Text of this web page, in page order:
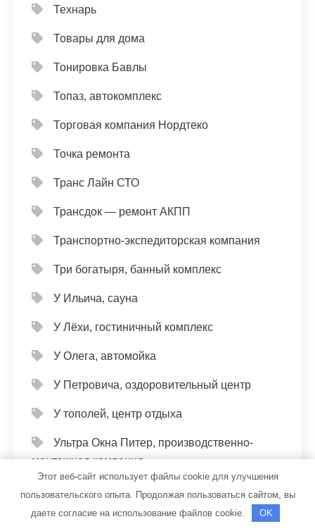
Технарь
Товары для дома
Тонировка Бавлы
Топаз, автокомплекс
Торговая компания Нордтеко
Точка ремонта
Транс Лайн СТО
Трансдок — ремонт АКПП
Транспортно-экспедиторская компания
Три богатыря, банный комплекс
У Ильича, сауна
У Лёхи, гостиничный комплекс
У Олега, автомойка
У Петровича, оздоровительный центр
У тополей, центр отдыха
Ультра Окна Питер, производственно-
монтажная компания
Универсал, автомойка
Универсал, автомойка
Этот веб-сайт использует файлы cookie для улучшения
пользовательского опыта. Продолжая пользоваться сайтом, вы
даете согласие на использование файлов cookie.
OK